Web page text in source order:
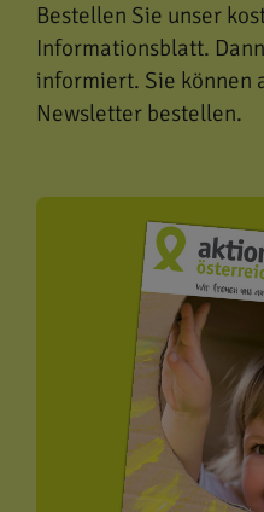
Bestellen Sie unser
Informationsblatt.
informiert. Sie können
Newsletter bestellen.